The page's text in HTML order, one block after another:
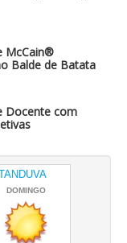
McCain®
Balde de Batata
Docente com